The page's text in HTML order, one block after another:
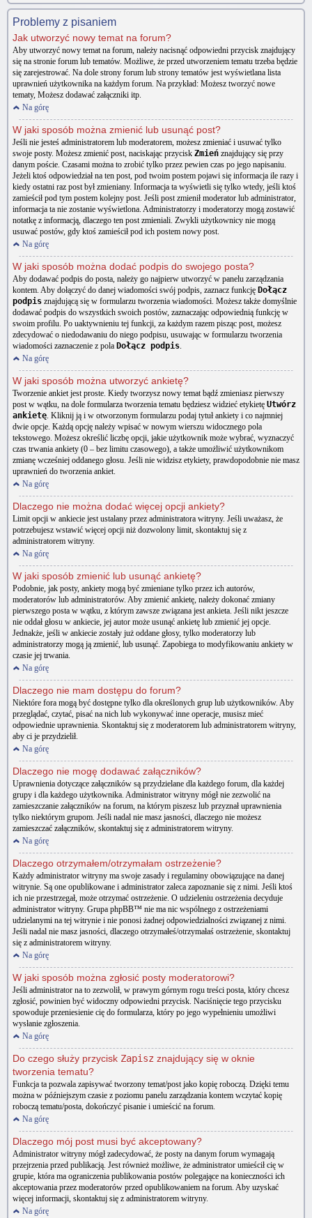
Problemy z pisaniem
Jak utworzyć nowy temat na forum?
Aby utworzyć nowy temat na forum, należy nacisnąć odpowiedni przycisk znajdujący
się na stronie forum lub tematów. Możliwe, że przed utworzeniem tematu trzeba będzie
się zarejestrować. Na dole strony forum lub strony tematów jest wyświetlana lista
uprawnień użytkownika na każdym forum. Na przykład: Możesz tworzyć nowe
tematy, Możesz dodawać załączniki itp.
Na górę
W jaki sposób można zmienić lub usunąć post?
Jeśli nie jesteś administratorem lub moderatorem, możesz zmieniać i usuwać tylko
swoje posty. Możesz zmienić post, naciskając przycisk Zmień znajdujący się przy
danym poście. Czasami można to zrobić tylko przez pewien czas po jego napisaniu.
Jeżeli ktoś odpowiedział na ten post, pod twoim postem pojawi się informacja ile razy i
kiedy ostatni raz post był zmieniany. Informacja ta wyświetli się tylko wtedy, jeśli ktoś
zamieścił pod tym postem kolejny post. Jeśli post zmienił moderator lub administrator,
informacja ta nie zostanie wyświetlona. Administratorzy i moderatorzy mogą zostawić
notatkę z informacją, dlaczego ten post zmieniali. Zwykli użytkownicy nie mogą
usuwać postów, gdy ktoś zamieścił pod ich postem nowy post.
Na górę
W jaki sposób można dodać podpis do swojego posta?
Aby dodawać podpis do posta, należy go najpierw utworzyć w panelu zarządzania
kontem. Aby dołączyć do danej wiadomości swój podpis, zaznacz funkcję Dołącz
podpis znajdującą się w formularzu tworzenia wiadomości. Możesz także domyślnie
dodawać podpis do wszystkich swoich postów, zaznaczając odpowiednią funkcję w
swoim profilu. Po uaktywnieniu tej funkcji, za każdym razem pisząc post, możesz
zdecydować o niedodawaniu do niego podpisu, usuwając w formularzu tworzenia
wiadomości zaznaczenie z pola Dołącz podpis.
Na górę
W jaki sposób można utworzyć ankietę?
Tworzenie ankiet jest proste. Kiedy tworzysz nowy temat bądź zmieniasz pierwszy
post w wątku, na dole formularza tworzenia tematu będziesz widzieć etykietę Utwórz
ankietę. Kliknij ją i w otworzonym formularzu podaj tytuł ankiety i co najmniej
dwie opcje. Każdą opcję należy wpisać w nowym wierszu widocznego pola
tekstowego. Możesz określić liczbę opcji, jakie użytkownik może wybrać, wyznaczyć
czas trwania ankiety (0 – bez limitu czasowego), a także umożliwić użytkownikom
zmianę wcześniej oddanego głosu. Jeśli nie widzisz etykiety, prawdopodobnie nie masz
uprawnień do tworzenia ankiet.
Na górę
Dlaczego nie można dodać więcej opcji ankiety?
Limit opcji w ankiecie jest ustalany przez administratora witryny. Jeśli uważasz, że
potrzebujesz wstawić więcej opcji niż dozwolony limit, skontaktuj się z
administratorem witryny.
Na górę
W jaki sposób zmienić lub usunąć ankietę?
Podobnie, jak posty, ankiety mogą być zmieniane tylko przez ich autorów,
moderatorów lub administratorów. Aby zmienić ankietę, należy dokonać zmiany
pierwszego posta w wątku, z którym zawsze związana jest ankieta. Jeśli nikt jeszcze
nie oddał głosu w ankiecie, jej autor może usunąć ankietę lub zmienić jej opcje.
Jednakże, jeśli w ankiecie zostały już oddane głosy, tylko moderatorzy lub
administratorzy mogą ją zmienić, lub usunąć. Zapobiega to modyfikowaniu ankiety w
czasie jej trwania.
Na górę
Dlaczego nie mam dostępu do forum?
Niektóre fora mogą być dostępne tylko dla określonych grup lub użytkowników. Aby
przeglądać, czytać, pisać na nich lub wykonywać inne operacje, musisz mieć
odpowiednie uprawnienia. Skontaktuj się z moderatorem lub administratorem witryny,
aby ci je przydzielił.
Na górę
Dlaczego nie mogę dodawać załączników?
Uprawnienia dotyczące załączników są przydzielane dla każdego forum, dla każdej
grupy i dla każdego użytkownika. Administrator witryny mógł nie zezwolić na
zamieszczanie załączników na forum, na którym piszesz lub przyznał uprawnienia
tylko niektórym grupom. Jeśli nadal nie masz jasności, dlaczego nie możesz
zamieszczać załączników, skontaktuj się z administratorem witryny.
Na górę
Dlaczego otrzymałem/otrzymałam ostrzeżenie?
Każdy administrator witryny ma swoje zasady i regulaminy obowiązujące na danej
witrynie. Są one opublikowane i administrator zaleca zapoznanie się z nimi. Jeśli ktoś
ich nie przestrzegał, może otrzymać ostrzeżenie. O udzieleniu ostrzeżenia decyduje
administrator witryny. Grupa phpBB™ nie ma nic wspólnego z ostrzeżeniami
udzielanymi na tej witrynie i nie ponosi żadnej odpowiedzialności związanej z nimi.
Jeśli nadal nie masz jasności, dlaczego otrzymałeś/otrzymałaś ostrzeżenie, skontaktuj
się z administratorem witryny.
Na górę
W jaki sposób można zgłosić posty moderatorowi?
Jeśli administrator na to zezwolił, w prawym górnym rogu treści posta, który chcesz
zgłosić, powinien być widoczny odpowiedni przycisk. Naciśnięcie tego przycisku
spowoduje przeniesienie cię do formularza, który po jego wypełnieniu umożliwi
wysłanie zgłoszenia.
Na górę
Do czego służy przycisk Zapisz znajdujący się w oknie
tworzenia tematu?
Funkcja ta pozwala zapisywać tworzony temat/post jako kopię roboczą. Dzięki temu
można w późniejszym czasie z poziomu panelu zarządzania kontem wczytać kopię
roboczą tematu/posta, dokończyć pisanie i umieścić na forum.
Na górę
Dlaczego mój post musi być akceptowany?
Administrator witryny mógł zadecydować, że posty na danym forum wymagają
przejrzenia przed publikacją. Jest również możliwe, że administrator umieścił cię w
grupie, która ma ograniczenia publikowania postów polegające na konieczności ich
akceptowania przez moderatorów przed opublikowaniem na forum. Aby uzyskać
więcej informacji, skontaktuj się z administratorem witryny.
Na górę